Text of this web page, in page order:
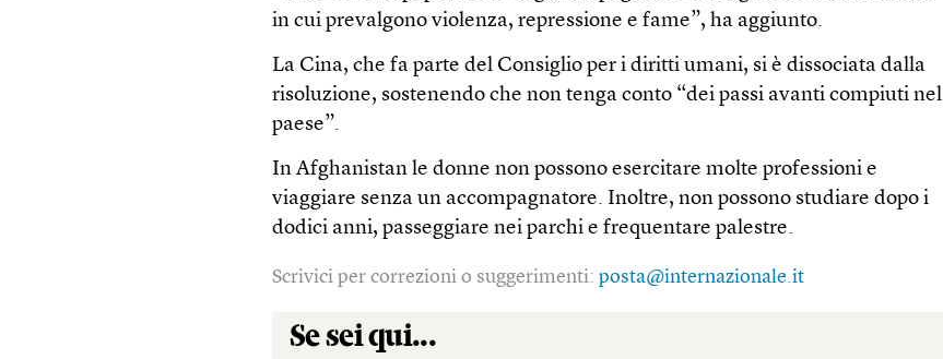
in cui prevalgono violenza, repressione e fame”, ha aggiunto.
La Cina, che fa parte del Consiglio per i diritti umani, si è dissociata dalla
risoluzione, sostenendo che non tenga conto “dei passi avanti compiuti nel
paese”.
In Afghanistan le donne non possono esercitare molte professioni e
viaggiare senza un accompagnatore. Inoltre, non possono studiare dopo i
dodici anni, passeggiare nei parchi e frequentare palestre.
Scrivici per correzioni o suggerimenti:posta@internazionale.it